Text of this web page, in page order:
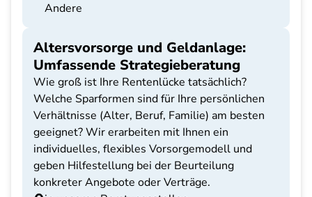
Andere
Altersvorsorge und Geldanlage:
Umfassende Strategieberatung
Wie groß ist Ihre Rentenlücke tatsächlich?
Welche Sparformen sind für Ihre persönlichen
Verhältnisse (Alter, Beruf, Familie) am besten
geeignet? Wir erarbeiten mit Ihnen ein
individuelles, flexibles Vorsorgemodell und
geben Hilfestellung bei der Beurteilung
konkreter Angebote oder Verträge.